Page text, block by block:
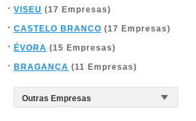
VISEU (17 Empresas)
CASTELO BRANCO (17 Empresas)
ÉVORA (15 Empresas)
BRAGANÇA (11 Empresas)